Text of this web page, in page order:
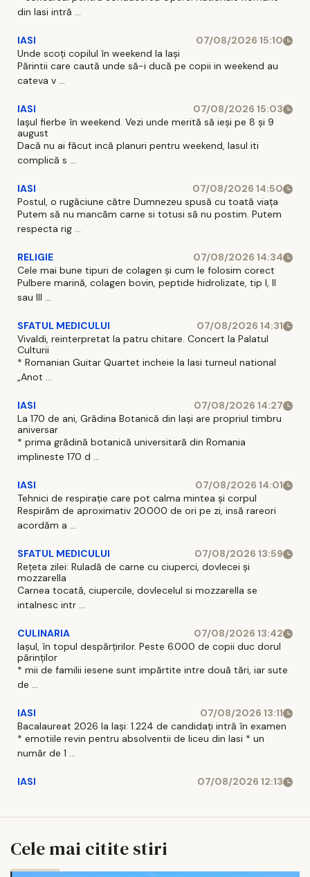
din Iasi intră ...
IASI
07/08/2026 15:10
Unde scoți copilul în weekend la Iași
Părintii care caută unde să-i ducă pe copii in weekend au
cateva v ...
IASI
07/08/2026 15:03
Iașul fierbe în weekend. Vezi unde merită să ieși pe 8 și 9
august
Dacă nu ai făcut incă planuri pentru weekend, Iasul iti
complică s ...
IASI
07/08/2026 14:50
Postul, o rugăciune către Dumnezeu spusă cu toată viața
Putem să nu mancăm carne si totusi să nu postim. Putem
respecta rig ...
RELIGIE
07/08/2026 14:34
Cele mai bune tipuri de colagen și cum le folosim corect
Pulbere marină, colagen bovin, peptide hidrolizate, tip I, II
sau III ...
SFATUL MEDICULUI
07/08/2026 14:31
Vivaldi, reinterpretat la patru chitare. Concert la Palatul
Culturii
* Romanian Guitar Quartet incheie la Iasi turneul national
„Anot ...
IASI
07/08/2026 14:27
La 170 de ani, Grădina Botanică din Iași are propriul timbru
aniversar
* prima grădină botanică universitară din Romania
implineste 170 d ...
IASI
07/08/2026 14:01
Tehnici de respirație care pot calma mintea și corpul
Respirăm de aproximativ 20.000 de ori pe zi, insă rareori
acordăm a ...
SFATUL MEDICULUI
07/08/2026 13:59
Rețeta zilei: Ruladă de carne cu ciuperci, dovlecei și
mozzarella
Carnea tocată, ciupercile, dovlecelul si mozzarella se
intalnesc intr ...
CULINARIA
07/08/2026 13:42
Iașul, în topul despărțirilor. Peste 6.000 de copii duc dorul
părinților
* mii de familii iesene sunt impărtite intre două tări, iar sute
de ...
IASI
07/08/2026 13:11
Bacalaureat 2026 la Iași: 1.224 de candidați intră în examen
* emotiile revin pentru absolventii de liceu din Iasi * un
număr de 1 ...
IASI 07/08/2026 12:13
Cele mai citite stiri